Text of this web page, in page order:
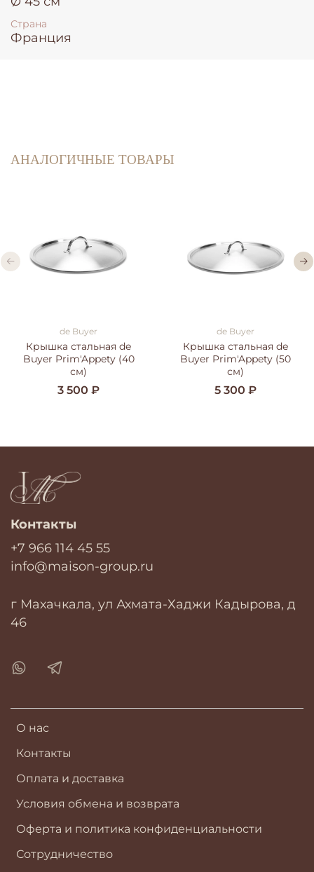
Страна
Франция
АНАЛОГИЧНЫЕ ТОВАРЫ
de Buyer
Крышка стальная de
Buyer Prim'Appety (40
см)
3 500 ₽
de Buyer
Крышка стальная de
Buyer Prim'Appety (50
см)
5 300 ₽
О нас
Контакты
Оплата и доставка
Условия обмена и возврата
Оферта и политика конфиденциальности
Сотрудничество
Контакты
+7 966 114 45 55
info@maison-group.ru
г Махачкала, ул Ахмата-Хаджи Кадырова, д
46